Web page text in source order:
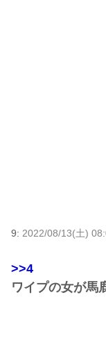
9: 2022/08/13(土)
>>4
ワイプの女が馬